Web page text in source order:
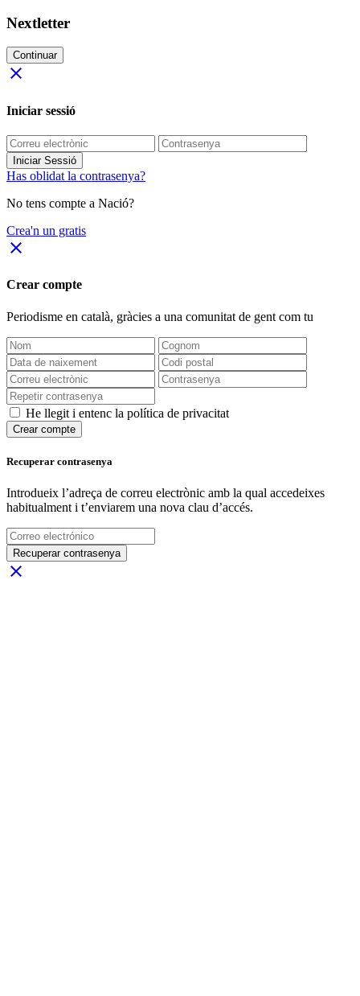
Nextletter
Continuar
close
Iniciar sessió
Iniciar Sessió
Has oblidat la contrasenya?
No tens compte a Nació?
Crea'n un gratis
close
Crear compte
Periodisme en català, gràcies a una comunitat de gent com tu
He llegit i entenc la política de privacitat
Crear compte
Recuperar contrasenya
Introdueix l’adreça de correu electrònic amb la qual accedeixes
habitualment i t’enviarem una nova clau d’accés.
Recuperar contrasenya
close